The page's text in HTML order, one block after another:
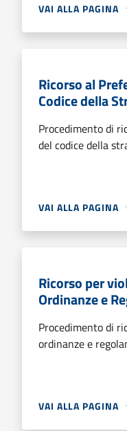
VAI ALLA PAGINA
Ricorso al
Codice della
Procedimento di
del codice della
VAI ALLA PAGINA
Ricorso per
Ordinanze e
Procedimento di
ordinanze e
VAI ALLA PAGINA